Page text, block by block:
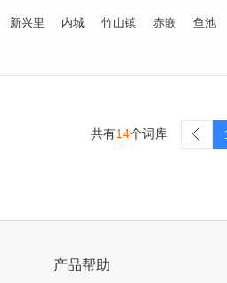
新兴里 内城 竹山镇 赤嵌 鱼池
共有14个词库
产品帮助